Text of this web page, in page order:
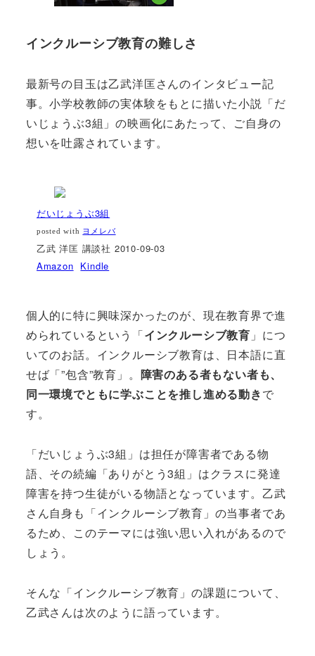
インクルーシブ教育の難しさ
最新号の目玉は乙武洋匡さんのインタビュー記
事。小学校教師の実体験をもとに描いた小説「だ
いじょうぶ3組」の映画化にあたって、ご自身の
想いを吐露されています。
だいじょうぶ3組
posted with ヨメレバ
乙武 洋匡 講談社 2010-09-03
Amazon Kindle
個人的に特に興味深かったのが、現在教育界で進
められているという「インクルーシブ教育 」につ
いてのお話。インクルーシブ教育は、日本語に直
せば「”包含”教育」。 障害のある者もない者も、
同一環境でともに学ぶことを推し進める動きで
す。
「だいじょうぶ3組」は担任が障害者である物
語、その続編「ありがとう3組」はクラスに発達
障害を持つ生徒がいる物語となっています。乙武
さん自身も「インクルーシブ教育」の当事者であ
るため、このテーマには強い思い入れがあるので
しょう。
そんな「インクルーシブ教育」の課題について、
乙武さんは次のように語っています。